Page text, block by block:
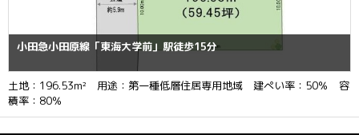
小田急小田原線「東海大学前」駅徒歩15分
土地：196.53m² 用途：第一種低層住居専用地域 建ぺい率：50％ 容
積率：80％